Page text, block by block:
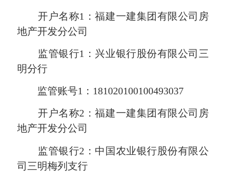
开户名称1：福建一建集团有限公司房
地产开发分公司
监管银行1：兴业银行股份有限公司三
明分行
监管账号1：181020100100493037
开户名称2：福建一建集团有限公司房
地产开发分公司
监管银行2：中国农业银行股份有限公
司三明梅列支行